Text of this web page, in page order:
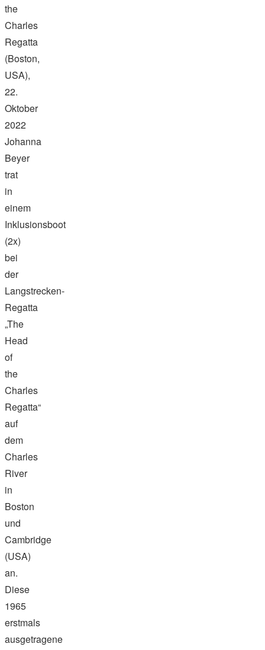
the
Charles
Regatta
(Boston,
USA),
22.
Oktober
2022
Johanna
Beyer
trat
in
einem
Inklusionsboot
(2x)
bei
der
Langstrecken-
Regatta
„The
Head
of
the
Charles
Regatta“
auf
dem
Charles
River
in
Boston
und
Cambridge
(USA)
an.
Diese
1965
erstmals
ausgetragene